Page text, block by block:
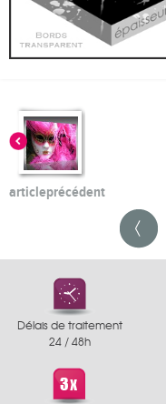
articleprécédent
Délais de traitement
24 / 48h